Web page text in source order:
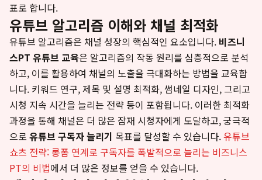
표로 합니다.
유튜브 알고리즘 이해와 채널 최적화
유튜브 알고리즘은 채널 성장의 핵심적인 요소입니다. 비즈니
스PT 유튜브 교육은 알고리즘의 작동 원리를 심층적으로 분석
하고, 이를 활용하여 채널의 노출을 극대화하는 방법을 교육합
니다. 키워드 연구, 제목 및 설명 최적화, 썸네일 디자인, 그리고
시청 지속 시간을 늘리는 전략 등이 포함됩니다. 이러한 최적화
과정을 통해 채널은 더 많은 잠재 시청자에게 도달하고, 궁극적
으로 유튜브 구독자 늘리기 목표를 달성할 수 있습니다.유튜브
쇼츠 전략: 롱폼 연계로 구독자를 폭발적으로 늘리는 비즈니스
PT의 비법에서 더 많은 정보를 얻을 수 있습니다.